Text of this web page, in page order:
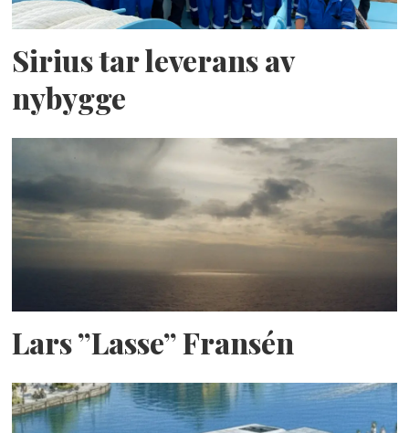
Sirius tar leverans av
nybygge
Lars ”Lasse” Fransén